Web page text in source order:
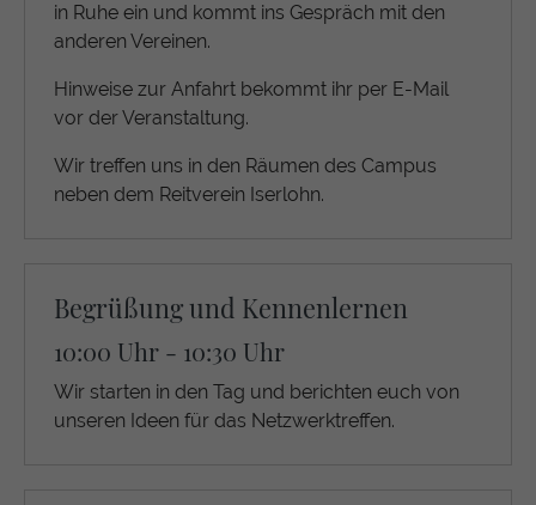
in Ruhe ein und kommt ins Gespräch mit den
anderen Vereinen.
Hinweise zur Anfahrt bekommt ihr per E-Mail
vor der Veranstaltung.
Wir treffen uns in den Räumen des Campus
neben dem Reitverein Iserlohn.
Begrüßung und Kennenlernen
10:00 Uhr - 10:30 Uhr
Wir starten in den Tag und berichten euch von
unseren Ideen für das Netzwerktreffen.